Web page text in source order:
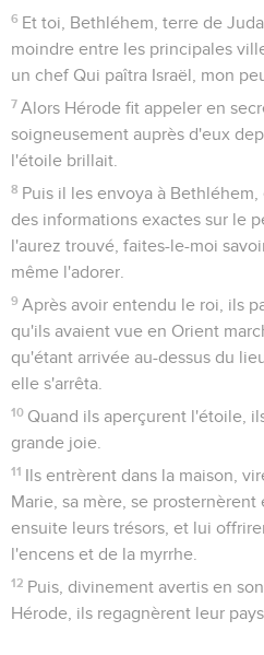
6 Et toi, Bethléhem, terre de
moindre entre les principales
un chef Qui paîtra Israël, mon
7 Alors Hérode fit appeler en
soigneusement auprès d'eux
l'étoile brillait.
8 Puis il les envoya à
des informations exactes sur le
l'aurez trouvé, faites-le-moi
même l'adorer.
9 Après avoir entendu le roi, ils
qu'ils avaient vue en Orient
qu'étant arrivée au-dessus du
elle s'arrêta.
10 Quand ils aperçurent l'étoile,
grande joie.
11 Ils entrèrent dans la maison,
Marie, sa mère, se
ensuite leurs trésors, et lui
l'encens et de la myrrhe.
12 Puis, divinement avertis en
Hérode, ils regagnèrent leur